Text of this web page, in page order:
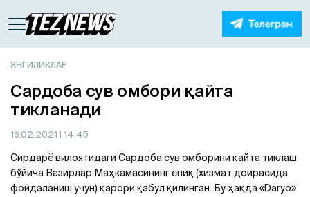
ЯНГИЛИКЛАР
Сардоба сув омбори қайта
тикланади
16.02.2021 | 14:45
Сирдарё вилоятидаги Сардоба сув омборини қайта тиклаш
бўйича Вазирлар Маҳкамасининг ёпиқ (хизмат доирасида
фойдаланиш учун) қарори қабул қилинган. Бу ҳақда «Daryo»